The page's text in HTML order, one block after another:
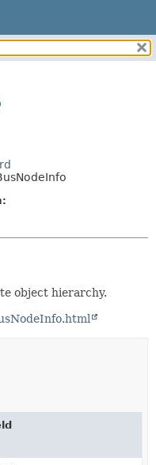
FELD
object hierarchy.